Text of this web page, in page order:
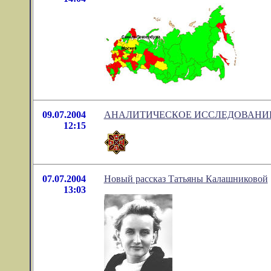
09.07.2004
12:15
АНАЛИТИЧЕСКОЕ
07.07.2004
13:03
Новый рассказ Татьяны Калашниковой